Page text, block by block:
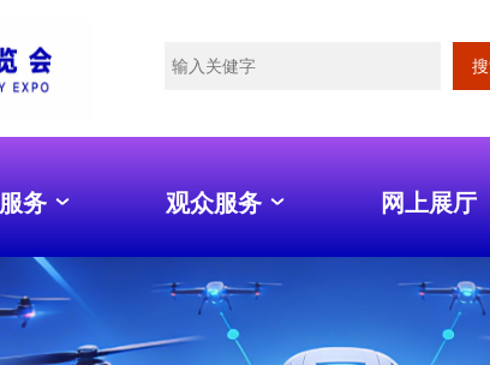
务 观众服务 网上展厅